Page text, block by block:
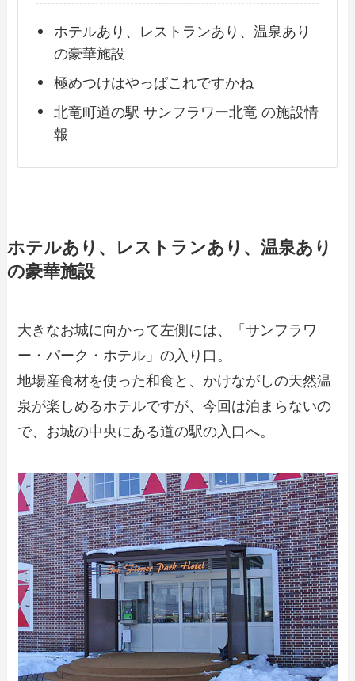
ホテルあり、レストランあり、温泉あり
の豪華施設
極めつけはやっぱこれですかね
北竜町道の駅 サンフラワー北竜 の施設情
報
ホテルあり、レストランあり、温泉あり
の豪華施設
大きなお城に向かって左側には、「サンフラワ
ー・パーク・ホテル」の入り口。
地場産食材を使った和食と、かけながしの天然温
泉が楽しめるホテルですが、今回は泊まらないの
で、お城の中央にある道の駅の入口へ。